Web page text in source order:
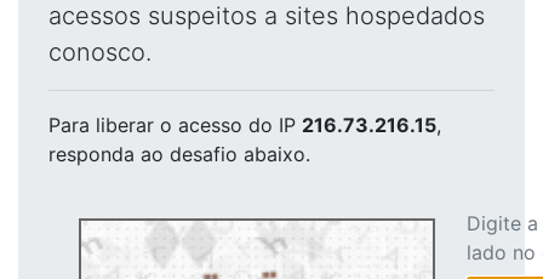
acessos suspeitos a sites hospedados
conosco.
Para liberar o acesso do IP 216.73.216.15,
responda ao desafio abaixo.
Digite
lado no